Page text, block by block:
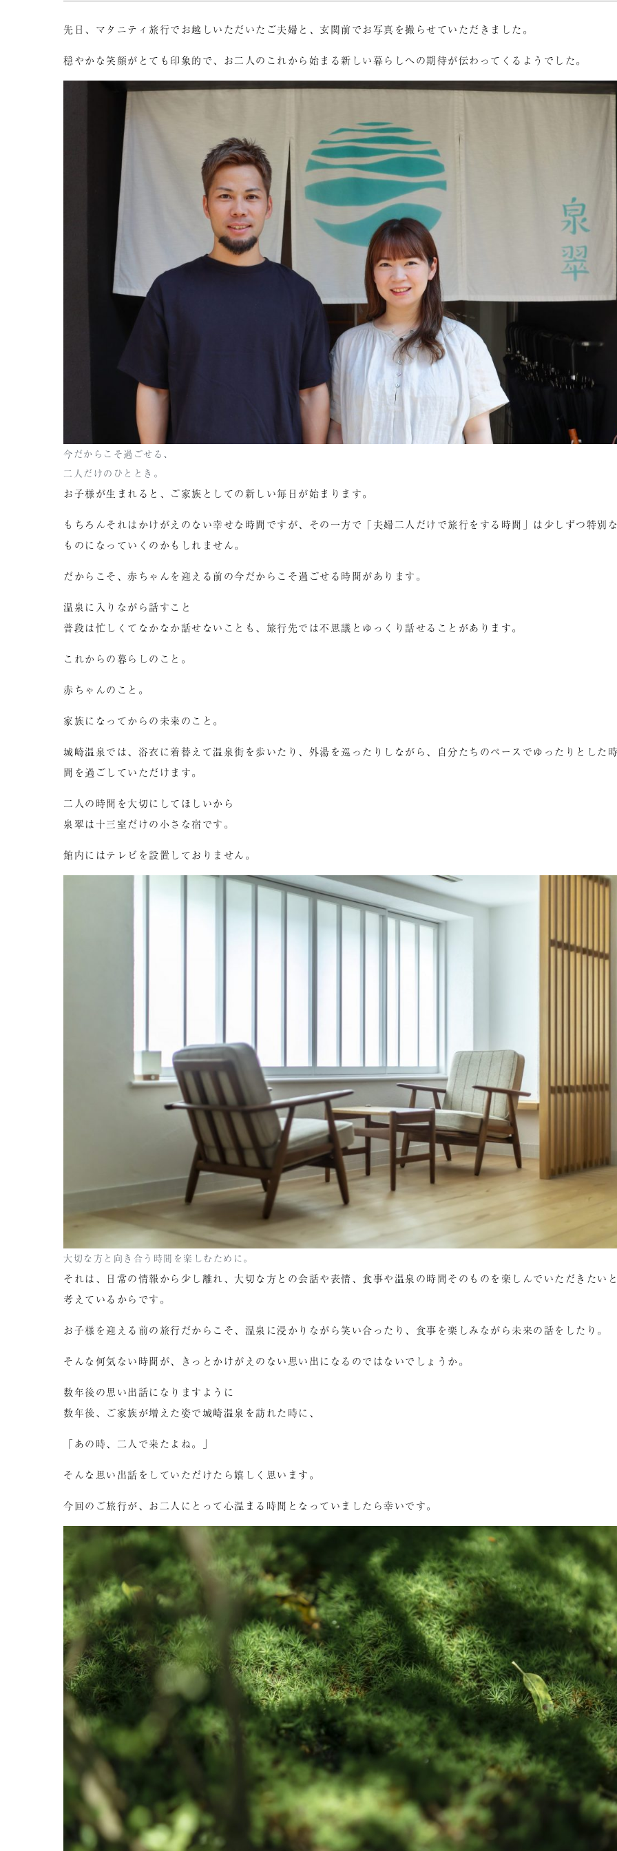
先日、マタニティ旅行でお越しいただいたご夫婦と、玄関前でお写真を撮らせていただきました。
穏やかな笑顔がとても印象的で、お二人のこれから始まる新しい暮らしへの期待が伝わってくるようでした。
今だからこそ過ごせる、
二人だけのひととき。
お子様が生まれると、ご家族としての新しい毎日が始まります。
もちろんそれはかけがえのない幸せな時間ですが、その一方で「夫婦二人だけで旅行をする時間」は少しずつ特別
ものになっていくのかもしれません。
だからこそ、赤ちゃんを迎える前の今だからこそ過ごせる時間があります。
温泉に入りながら話すこと
普段は忙しくてなかなか話せないことも、旅行先では不思議とゆっくり話せることがあります。
これからの暮らしのこと。
赤ちゃんのこと。
家族になってからの未来のこと。
城崎温泉では、浴衣に着替えて温泉街を歩いたり、外湯を巡ったりしながら、自分たちのペースでゆったりとした
間を過ごしていただけます。
二人の時間を大切にしてほしいから
泉翠は十三室だけの小さな宿です。
館内にはテレビを設置しておりません。
大切な方と向き合う時間を楽しむために。
それは、日常の情報から少し離れ、大切な方との会話や表情、食事や温泉の時間そのものを楽しんでいただきたい
考えているからです。
お子様を迎える前の旅行だからこそ、温泉に浸かりながら笑い合ったり、食事を楽しみながら未来の話をしたり。
そんな何気ない時間が、きっとかけがえのない思い出になるのではないでしょうか。
数年後の思い出話になりますように
数年後、ご家族が増えた姿で城崎温泉を訪れた時に、
「あの時、二人で来たよね。」
そんな思い出話をしていただけたら嬉しく思います。
今回のご旅行が、お二人にとって心温まる時間となっていましたら幸いです。